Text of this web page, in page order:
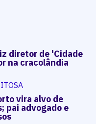
diretor de 'Cidade
na cracolândia
vira alvo de
pai advogado e